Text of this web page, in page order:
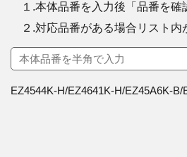
１.本体品番を入力後「品番を確
２.対応品番がある場合リスト
EZ4544K-H/EZ4641K-H/EZ45A6K-